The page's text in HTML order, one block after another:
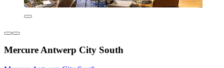
Mercure Antwerp City South